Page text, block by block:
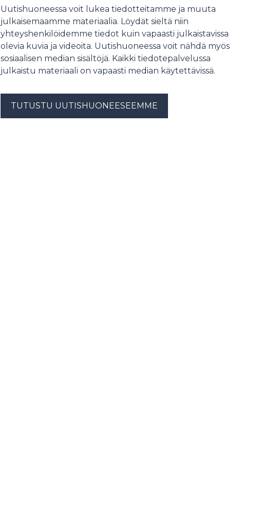
Uutishuoneessa voit lukea tiedotteitamme ja muuta
julkaisemaamme materiaalia. Löydät sieltä niin
yhteyshenkilöidemme tiedot kuin vapaasti julkaistavissa
olevia kuvia ja videoita. Uutishuoneessa voit nähdä myös
sosiaalisen median sisältöjä. Kaikki tiedotepalvelussa
julkaistu materiaali on vapaasti median käytettävissä.
TUTUSTU UUTISHUONEESEEMME